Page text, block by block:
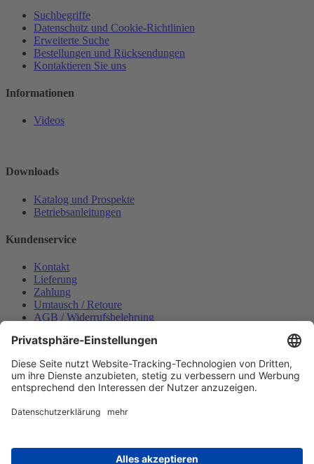
Suchbegriffe
Datenschutz und Cookie-Richtlinien
Erweiterte Suche
Bestellungen und Rücksendungen
Kontaktieren Sie uns
Informationen
Videos
Downloads
Katalog und Prospekte
Betriebsanleitungen
Kundenservice
Kontakt
Lieferung
Zahlung
Umtausch / Retoure
AGB / Widerrufsbelehrung
Datenschutzerklärung
Bestellung widerrufen
Mein konto